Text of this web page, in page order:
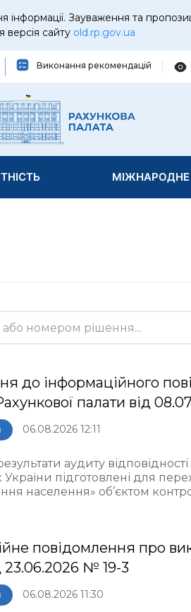
Зауваження та
сайту old.rp.gov.ua
Виконання рекомендацій
МІЖНАРОДНЕ
до інформаційного
палати від
06.08.2026 12:11
аудиту
підготовлені для
населення» об’єктом
повідомлення про
23.06.2026 № 19-3
06.08.2026 11:30